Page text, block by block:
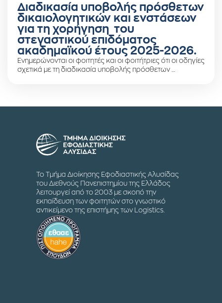
Διαδικασία υποβολής πρόσθετων
δικαιολογητικών και ενστάσεων
για τη χορήγηση του
στεγαστικού επιδόματος
ακαδημαϊκού έτους 2025-2026.
Ενημερώνονται οι φοιτητές και οι φοιτήτριες ότι οι οδηγίες
σχετικά με τη διαδικασία υποβολής πρόσθετων …
Το Τμήμα Διοίκησης Εφοδιαστικής Αλυσίδας
του Διεθνούς Πανεπιστημίου της Ελλάδος
λειτουργεί από το 2003 με σκοπό την
εκπαίδευση των φοιτητών στο γνωστικό
αντικείμενο της επιστήμης των Logistics.